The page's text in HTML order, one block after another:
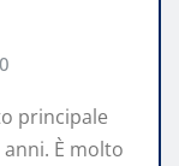
0
principale
È molto